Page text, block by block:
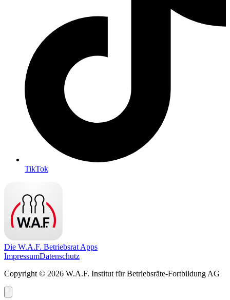
TikTok
Die W.A.F. Betriebsrat Apps
ImpressumDatenschutz
Copyright © 2026 W.A.F. Institut für Betriebsräte-Fortbildung AG